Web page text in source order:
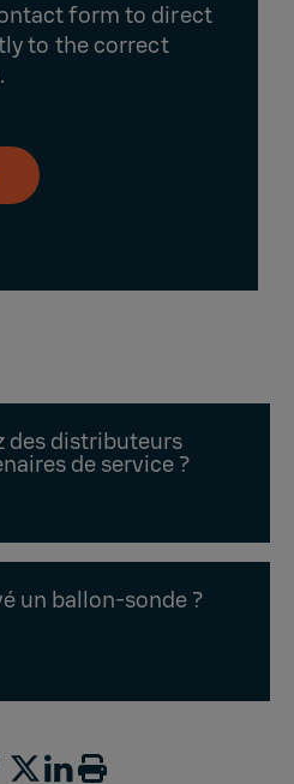
form to direct
to the correct
des distributeurs
de service ?
un ballon-sonde ?